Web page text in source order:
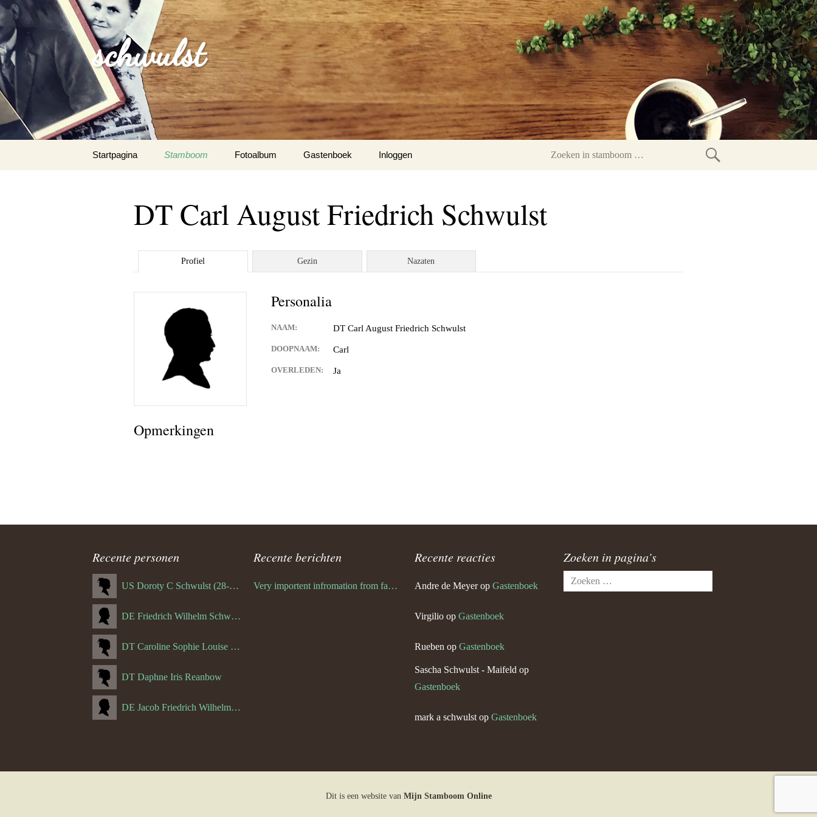
schwulst
naar
Startpagina Stamboom Fotoalbum
Schwulst USA
Familie Bill Schwulst
2005 sept
Gastenboek
Inloggen
Zoeken
DT Carl August Friedrich Schwulst
Profiel Gezin Nazaten
Personalia
NAAM: DT Carl August Friedrich Schwulst
DOOPNAAM: Carl
OVERLEDEN: Ja
Opmerkingen
Recente personen
US Doroty C Schwulst (28-12-1919)
DE Friedrich Wilhelm Schwulst
DT Caroline Sophie Louise Schreuder born Schwulst (13-05-1866)
DT Daphne Iris Reanbow
DE Jacob Friedrich Wilhelm Hurth
Recente berichten
Very importent infromation from family Schwulst
Recente reacties
Andre de Meyerop Gastenboek
Virgilio op Gastenboek
Rueben op Gastenboek
Sascha Schwulst - Maifeld op
Gastenboek
mark a schwulst op Gastenboek
Zoeken in pagina’s
Zoeken
naar:
Dit is een website van Mijn Stamboom Online